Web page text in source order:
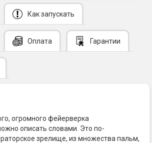
Как запускать
Оплата Гарантии
огромного фейерверка
описать словами. Это по-
зрелище, из множества пальм,